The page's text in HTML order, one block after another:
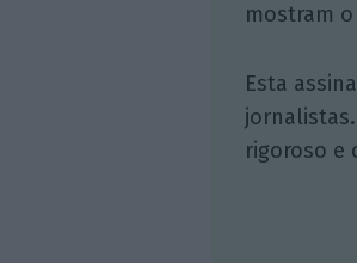
mostram
Esta
rigoroso e